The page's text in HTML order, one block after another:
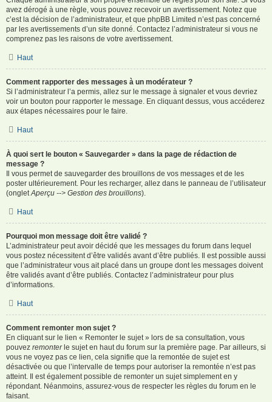
avez dérogé à une règle, vous pouvez recevoir un avertissement. Notez que
c’est la décision de l’administrateur, et que phpBB Limited n’est pas concerné
par les avertissements d’un site donné. Contactez l’administrateur si vous ne
comprenez pas les raisons de votre avertissement.
Haut
Comment rapporter des messages à un modérateur ?
Si l’administrateur l’a permis, allez sur le message à signaler et vous devriez
voir un bouton pour rapporter le message. En cliquant dessus, vous accéderez
aux étapes nécessaires pour le faire.
Haut
À quoi sert le bouton « Sauvegarder » dans la page de rédaction de
message ?
Il vous permet de sauvegarder des brouillons de vos messages et de les
poster ultérieurement. Pour les recharger, allez dans le panneau de l’utilisateur
(onglet Aperçu --> Gestion des brouillons).
Haut
Pourquoi mon message doit être validé ?
L’administrateur peut avoir décidé que les messages du forum dans lequel
vous postez nécessitent d’être validés avant d’être publiés. Il est possible aussi
que l’administrateur vous ait placé dans un groupe dont les messages doivent
être validés avant d’être publiés. Contactez l’administrateur pour plus
d’informations.
Haut
Comment remonter mon sujet ?
En cliquant sur le lien « Remonter le sujet » lors de sa consultation, vous
pouvez remonterle sujet en haut du forum sur la première page. Par ailleurs, si
vous ne voyez pas ce lien, cela signifie que la remontée de sujet est
désactivée ou que l’intervalle de temps pour autoriser la remontée n’est pas
atteint. Il est également possible de remonter un sujet simplement en y
répondant. Néanmoins, assurez-vous de respecter les règles du forum en le
faisant.